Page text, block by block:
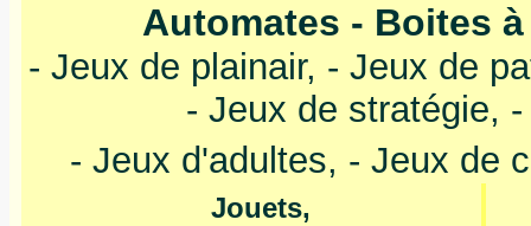
Automates - Boites
- Jeux de plainair, - Jeux de
- Jeux de stratégie,
- Jeux d'adultes, - Jeux de
Jouets,